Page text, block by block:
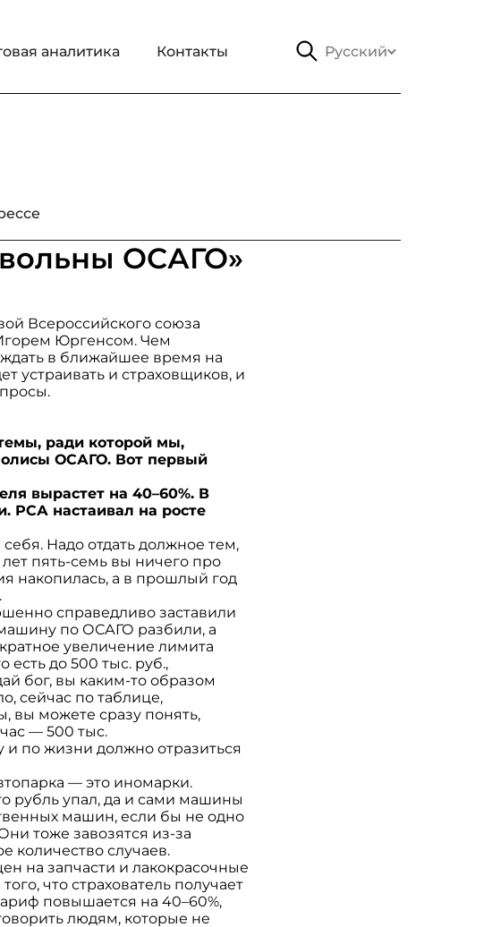
аналитика Контакты Русский
ОСАГО»
Всероссийского союза
Юргенсом. Чем
в ближайшее время на
устраивать и страховщиков, и
ради которой мы,
ОСАГО. Вот первый
вырастет на 40–60%. В
РСА настаивал на росте
Надо отдать должное тем,
лет пять-семь вы ничего про
накопилась, а в прошлый год
справедливо заставили
по ОСАГО разбили, а
увеличение лимита
есть до 500 тыс. руб.,
бог, вы каким-то образом
сейчас по таблице,
вы можете сразу понять,
— 500 тыс.
по жизни должно отразиться
— это иномарки.
рубль упал, да и сами машины
машин, если бы не одно
тоже завозятся из-за
количество случаев.
на запчасти и лакокрасочные
что страхователь получает
повышается на 40–60%,
людям, которые не